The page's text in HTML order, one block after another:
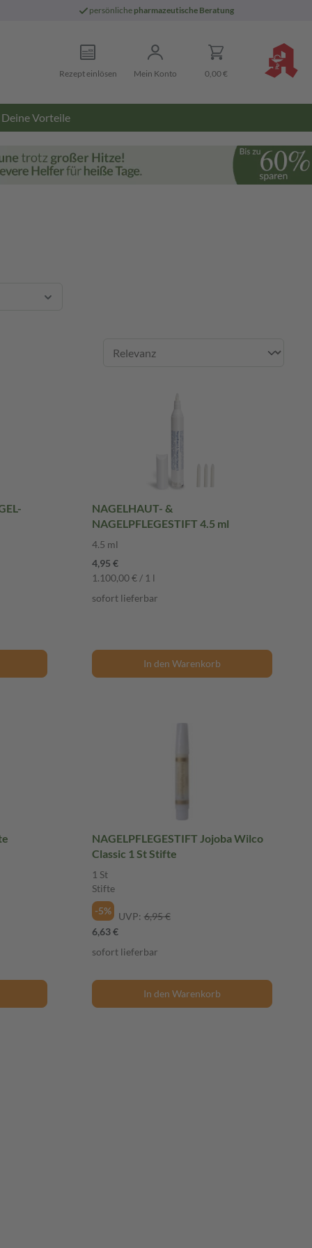
persönliche pharmazeutische Beratung
Rezept einlösen Mein Konto 0,00 €
Deine Vorteile
NAGELHAUT- &
NAGELPFLEGESTIFT 4.5 ml
4.5 ml
4,95 €
1.100,00 € / 1 l
sofort lieferbar
In den Warenkorb
NAGELPFLEGESTIFT Jojoba Wilco
Classic 1 St Stifte
1 St
Stifte
-5%
UVP: 6,95 €
6,63 €
sofort lieferbar
In den Warenkorb